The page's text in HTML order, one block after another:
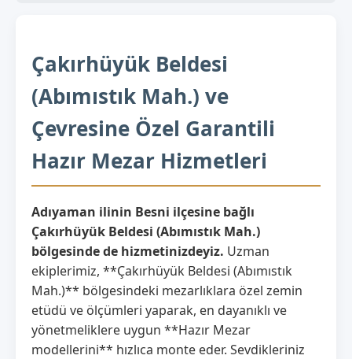
Çakırhüyük Beldesi
(Abımıstık Mah.) ve
Çevresine Özel Garantili
Hazır Mezar Hizmetleri
Adıyaman ilinin Besni ilçesine bağlı
Çakırhüyük Beldesi (Abımıstık Mah.)
bölgesinde de hizmetinizdeyiz. Uzman
ekiplerimiz, **Çakırhüyük Beldesi (Abımıstık
Mah.)** bölgesindeki mezarlıklara özel zemin
etüdü ve ölçümleri yaparak, en dayanıklı ve
yönetmeliklere uygun **Hazır Mezar
modellerini** hızlıca monte eder. Sevdikleriniz